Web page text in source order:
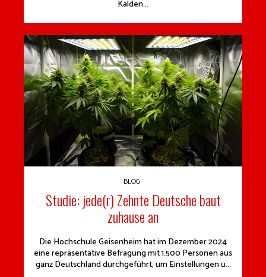
Kalden...
BLOG
Studie: jede(r) Zehnte Deutsche baut
zuhause an
Die Hochschule Geisenheim hat im Dezember 2024
eine repräsentative Befragung mit 1.500 Personen aus
ganz Deutschland durchgeführt, um Einstellungen u...